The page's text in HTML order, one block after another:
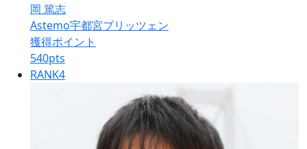
岡 篤志
Astemo宇都宮ブリッツェン
獲得ポイント
540pts
RANK4